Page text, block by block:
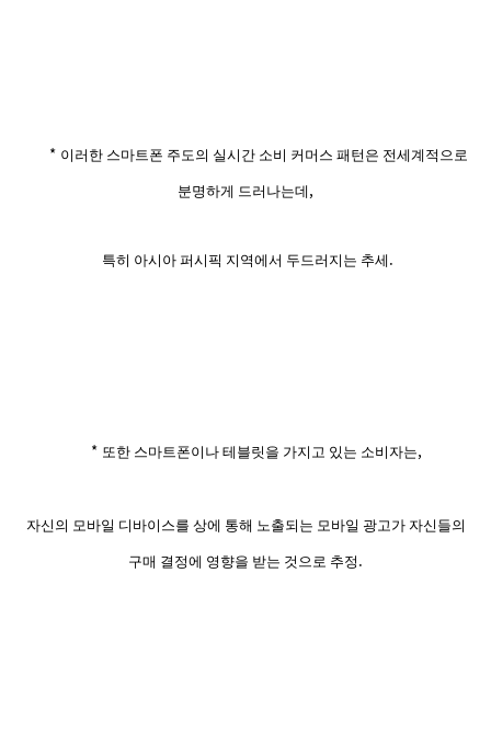
* 이러한 스마트폰 주도의 실시간 소비 커머스 패턴은 전세계적으로
분명하게 드러나는데 ,
특히 아시아 퍼시픽 지역에서 두드러지는 추세 .
* 또한 스마트폰이나 테블릿 을 가지고 있는 소비자는,
자신의 모바일 디바이스를 상에 통해 노출되는 모바일 광고가 자신들의
구매 결정에 영향을 받는 것으로 추정 .